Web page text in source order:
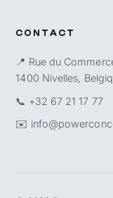
CONTACT
📍 Rue du
1400 Nivelles,
📞 +32 67 21 17 77
✉️